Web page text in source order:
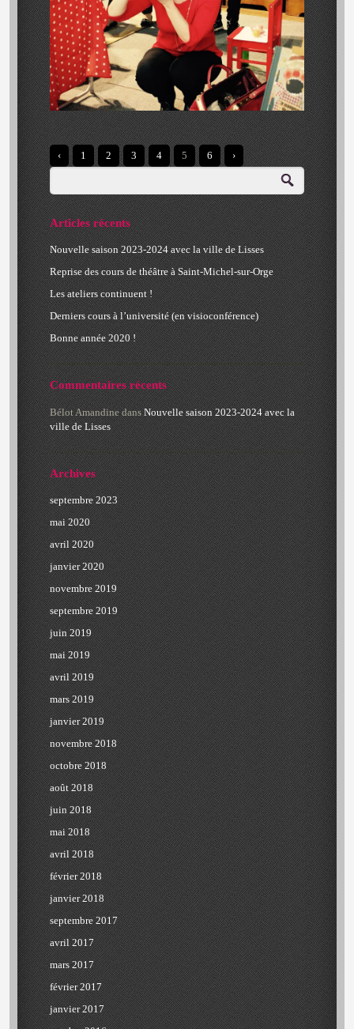
‹ 1 2 3 4 5 6 ›
Articles récents
Nouvelle saison 2023-2024 avec la ville de Lisses
Reprise des cours de théâtre à Saint-Michel-sur-Orge
Les ateliers continuent !
Derniers cours à l’université (en visioconférence)
Bonne année 2020 !
Commentaires récents
Bélot AmandinedansNouvelle saison 2023-2024 avec la
ville de Lisses
Archives
septembre 2023
mai 2020
avril 2020
janvier 2020
novembre 2019
septembre 2019
juin 2019
mai 2019
avril 2019
mars 2019
janvier 2019
novembre 2018
octobre 2018
août 2018
juin 2018
mai 2018
avril 2018
février 2018
janvier 2018
septembre 2017
avril 2017
mars 2017
février 2017
janvier 2017